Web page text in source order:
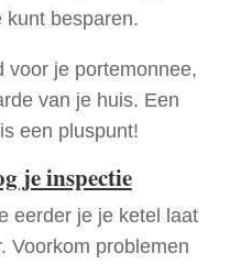
kunt besparen.
voor je portemonnee,
van je huis. Een
een pluspunt!
je inspectie
eerder je je ketel laat
Voorkom problemen